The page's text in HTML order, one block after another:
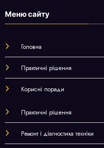
Меню сайту
Головна
Практичні рішення
Корисні поради
Практичні рішення
Ремонт і діагностика техніки